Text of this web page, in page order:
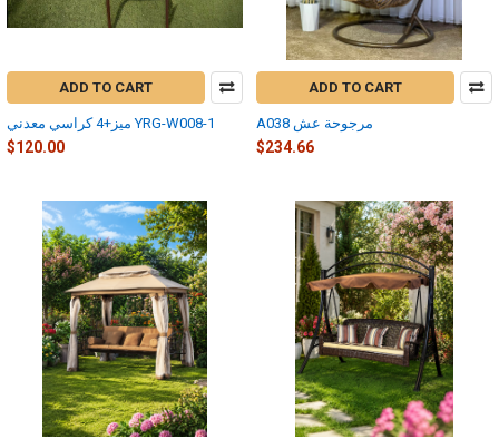
ADD TO CART
ميز+4 كراسي معدني YRG-W008-1
$120.00
ADD TO CART
A038 مرجوحة عش
$234.66